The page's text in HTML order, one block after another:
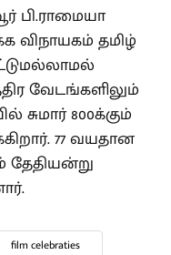
பி.ராமையா
தமிழ்
வேடங்களிலும்
சுமார் 800க்கும்
77 வயதான
தேதியன்று
film celebraties